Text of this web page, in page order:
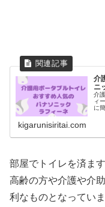
介
ニ
介
ィ
に
kigarunisiritai.com
部屋でトイレを済ま
高齢の方や介護や介
利なものとなっていま